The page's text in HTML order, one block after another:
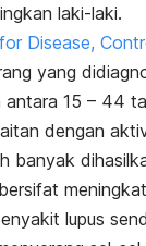
laki-laki.
Disease,
yang
antara 15 – 44
dengan
banyak
lupus